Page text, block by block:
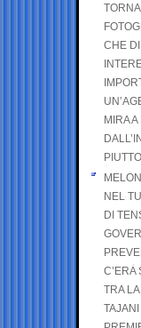
CHE
MIRA
NEL
DI
C’ERA
TRA